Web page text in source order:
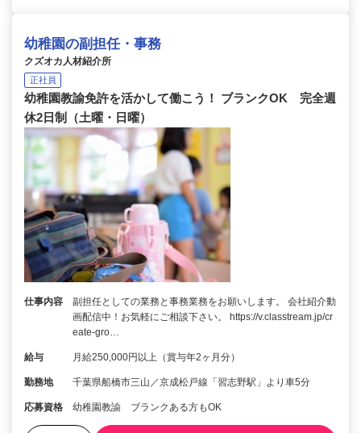
幼稚園の副担任・事務
クズオカ人材紹介所
正社員
幼稚園教諭免許を活かして働こう！ ブランクOK 完全週
休2日制（土曜・日曜）
仕事内容
副担任としての業務と事務業務をお願いします。 会社紹介動
画配信中！お気軽にご相談下さい。 https://v.classtream.jp/cr
eate-gro…
給与 月給250,000円以上（賞与年2ヶ月分）
勤務地 千葉県船橋市三山／京成松戸線「習志野駅」より車5分
応募資格 幼稚園教諭 ブランクある方もOK